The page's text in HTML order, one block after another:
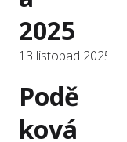
2025
13 listopad 2025
Podě
ková